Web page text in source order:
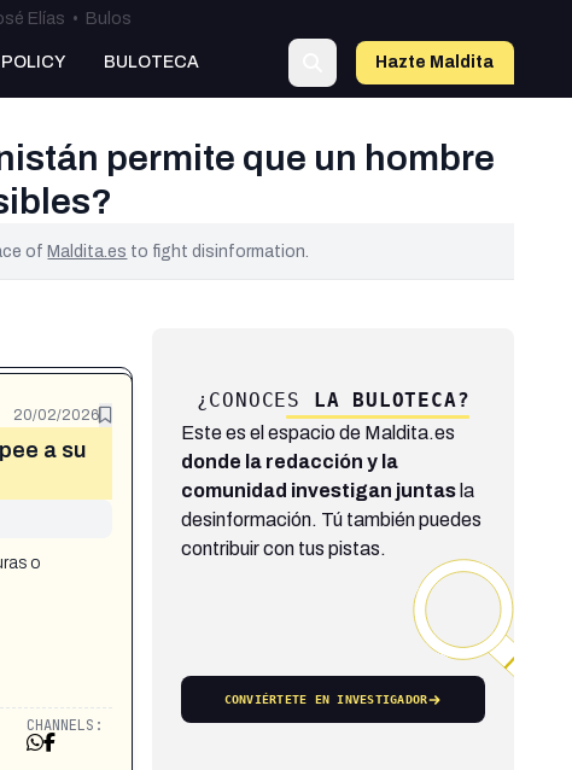
Elías • Bulos
POLICY BULOTECA Hazte Maldita
permite que un hombre
ofMaldita.es to fight disinformation.
20/02/2026
a su
o
CHANNELS:
¿CONOCES LA BULOTECA?
Este es el espacio de Maldita.es
donde la redacción y la
comunidad investigan juntasla
desinformación. Tú también puedes
contribuir con tus pistas.
CONVIÉRTETE EN INVESTIGADOR